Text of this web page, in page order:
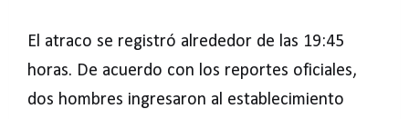
El atraco se registró alrededor de las 19:45
horas. De acuerdo con los reportes oficiales,
dos hombres ingresaron al establecimiento